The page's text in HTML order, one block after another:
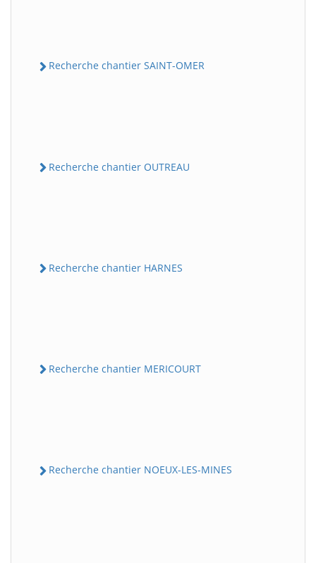
Recherche chantier SAINT-OMER
Recherche chantier OUTREAU
Recherche chantier HARNES
Recherche chantier MERICOURT
Recherche chantier NOEUX-LES-MINES